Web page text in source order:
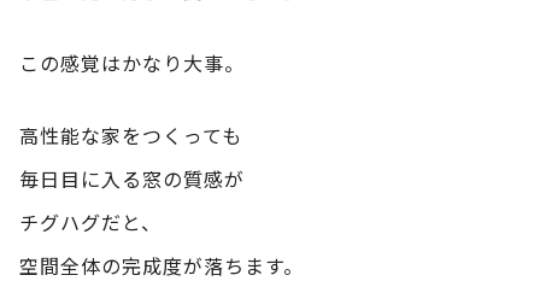
この感覚はかなり大事。
高性能な家をつくっても
毎日目に入る窓の質感が
チグハグだと、
空間全体の完成度が落ちます。